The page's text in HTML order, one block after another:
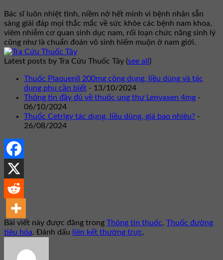
Bác sĩ luôn nhiệt tình, niềm nở hết mình vì bệnh nhân sẵn
sàng giải đáp mọi thắc mắc về sức khỏe các bệnh nam khoa,
viêm nhiễm cơ quan sinh dục nam, rối loạn chức năng sinh lý
cũng như là chuẩn đoán vô sinh hiếm muộn ở nam giới.
Latest posts by Tra Cứu Thuốc Tây (see all )
Thuốc Plaquenil 200mg công dụng, liều dùng và tác
dụng phụ cần biết - 13/10/2024
Thông tin đầy đủ về thuốc ung thư Lenvaxen 4mg -
06/10/2024
Thuốc Cetrigy tác dụng, liều dùng, giá bao nhiêu? -
26/08/2024
Bài viết này được đăng trong Thông tin thuốc, Thuốc đường
tiêu hóa. Đánh dấu liên kết thường trực.